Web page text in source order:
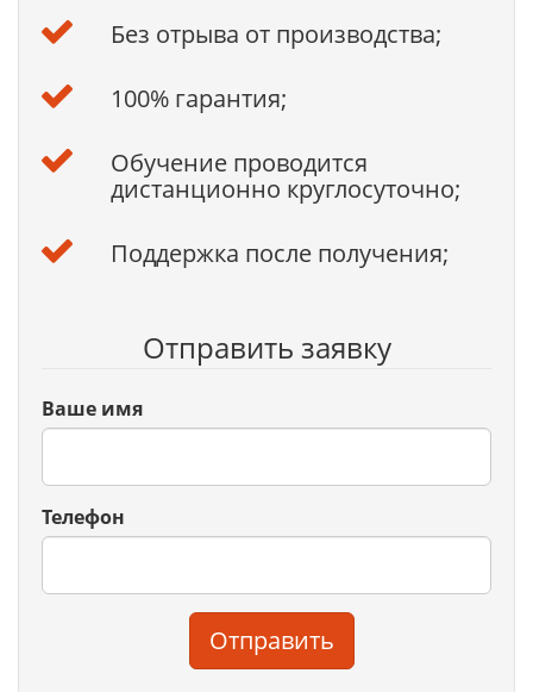
Без отрыва от производства;
100% гарантия;
Обучение проводится
дистанционно круглосуточно;
Поддержка после получения;
Отправить заявку
Ваше имя
Телефон
Отправить